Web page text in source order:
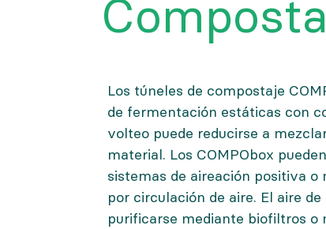
Los túneles de compostaje
de fermentación estáticas con
volteo puede reducirse a
material. Los COMPObox
sistemas de aireación positiva o
por circulación de aire. El aire de
purificarse mediante biofiltros o